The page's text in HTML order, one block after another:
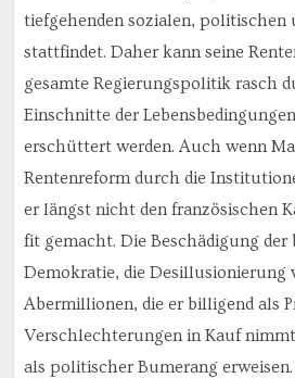
tiefgehenden sozialen, politischen
stattfindet. Daher kann seine
gesamte Regierungspolitik rasch
Einschnitte der
erschüttert werden. Auch wenn
Rentenreform durch die
er längst nicht den französischen
fit gemacht. Die Beschädigung
Demokratie, die Desillusionierung
Abermillionen, die er billigend als
Verschlechterungen in Kauf
als politischer Bumerang erweisen.